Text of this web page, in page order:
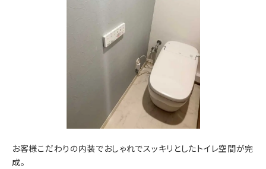
お客様こだわりの内装でおしゃれでスッキリとしたトイレ空間が完
成。